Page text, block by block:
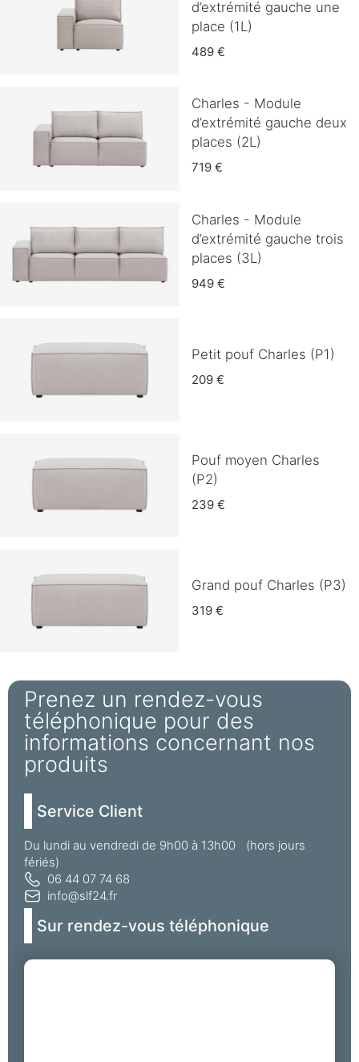
d’extrémité gauche une
place (1L)
489 €
Charles - Module
d’extrémité gauche deux
places (2L)
719 €
Charles - Module
d’extrémité gauche trois
places (3L)
949 €
Petit pouf Charles (P1)
209 €
Pouf moyen Charles
(P2)
239 €
Grand pouf Charles (P3)
319 €
Prenez un rendez-vous
téléphonique pour des
informations concernant nos
produits
Service Client
Du lundi au vendredi de 9h00 à 13h00 (hors jours
fériés)
06 44 07 74 68
info@slf24.fr
Sur rendez-vous téléphonique